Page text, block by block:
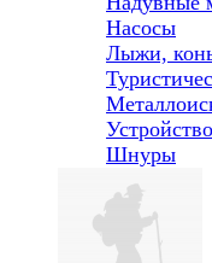
Насосы
Лыжи,
Шнуры